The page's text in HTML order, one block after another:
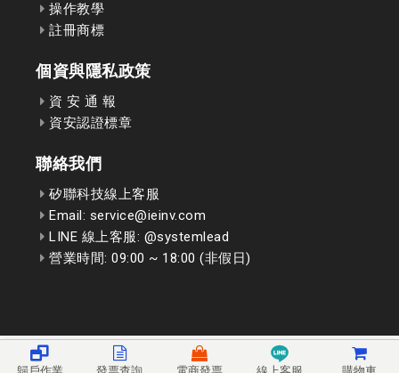
操作教學
註冊商標
個資與隱私政策
資 安 通 報
資安認證標章
聯絡我們
矽聯科技線上客服
Email: service@ieinv.com
LINE 線上客服: @systemlead
營業時間: 09:00 ~ 18:00 (非假日)